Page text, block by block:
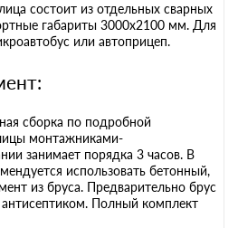
состоит из отдельных сварных
габариты 3000х2100 мм. Для
или автоприцеп.
сборка по подробной
монтажниками-
занимает порядка 3 часов. В
использовать бетонный,
из бруса. Предварительно брус
Полный комплект